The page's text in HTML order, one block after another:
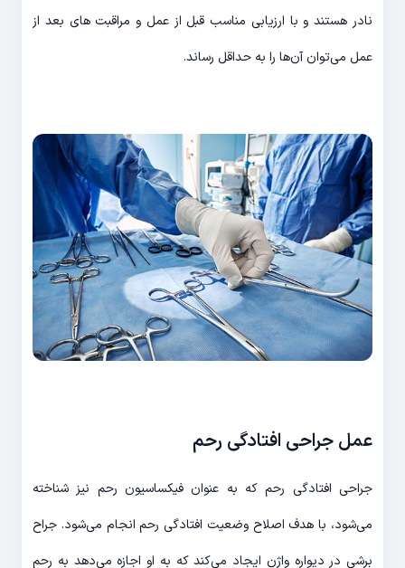
نادر هستند و با ارزیابی مناسب قبل از عمل و مراقبت های بعد از
عمل می‌توان آن‌ها را به حداقل رساند.
عمل جراحی افتادگی رحم
جراحی افتادگی رحم که به عنوان فیکساسیون رحم نیز شناخته
می‌شود، با هدف اصلاح وضعیت افتادگی رحم انجام می‌شود. جراح
برشی در دیواره واژن ایجاد می‌کند که به او اجازه می‌دهد به رحم